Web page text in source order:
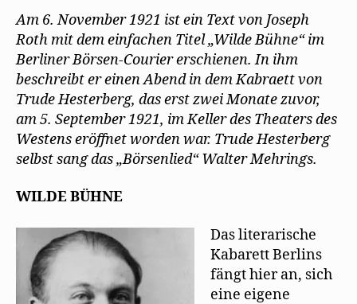
besucht
die
Wilde
Bühne
Am 6. November 1921 ist ein Text von Joseph
Roth mit dem einfachen Titel „Wilde Bühne“ im
Berliner Börsen-Courier erschienen. In ihm
beschreibt er einen Abend in dem Kabraett von
Trude Hesterberg, das erst zwei Monate zuvor,
am 5. September 1921, im Keller des Theaters des
Westens eröffnet worden war. Trude Hesterberg
selbst sang das „Börsenlied“ Walter Mehrings.
WILDE BÜHNE
Das literarische
Kabarett Berlins
fängt hier an, sich
eine eigene